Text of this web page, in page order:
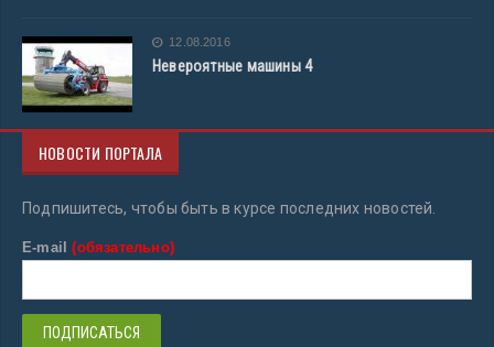
12.08.2016
Невероятные машины 4
НОВОСТИ ПОРТАЛА
Подпишитесь, чтобы быть в курсе последних новостей.
E-mail(обязательно)